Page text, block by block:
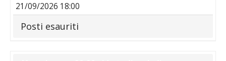
21/09/2026 18:00
Posti esauriti